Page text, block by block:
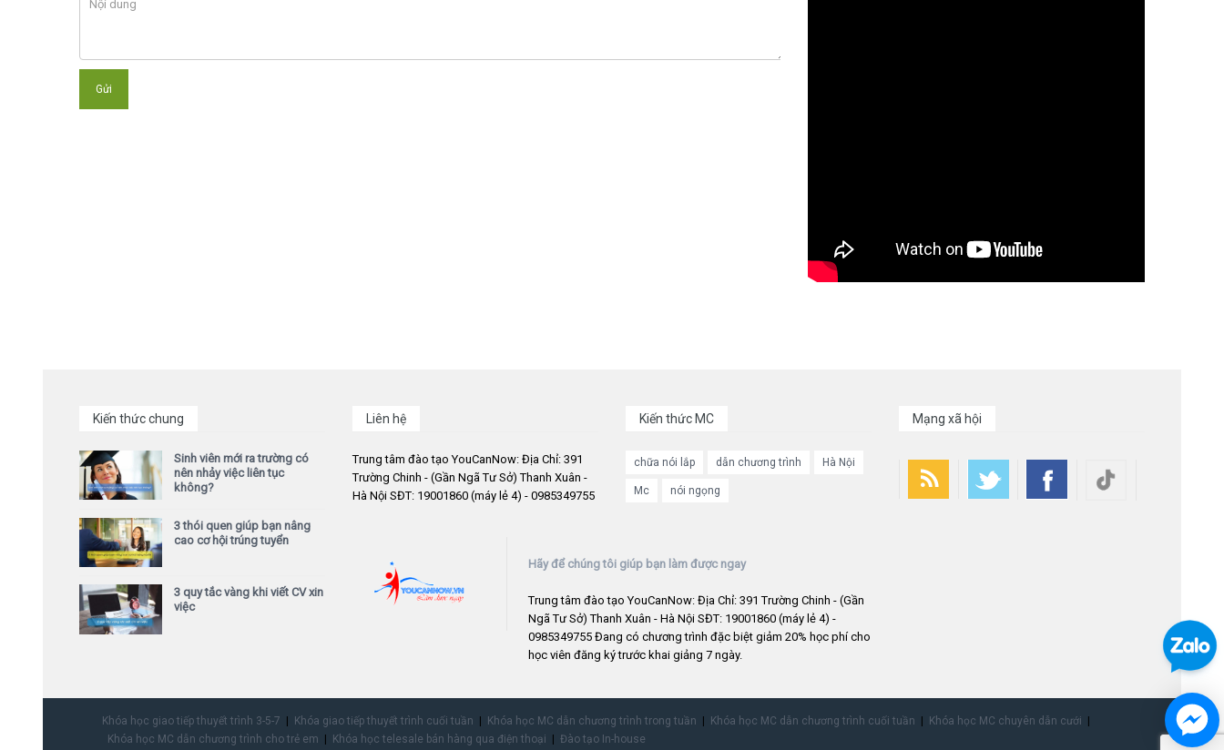
Kiến thức chung
Sinh viên mới ra trường có
nên nhảy việc liên tục
không?
3 thói quen giúp bạn nâng
cao cơ hội trúng tuyển
3 quy tắc vàng khi viết CV xin
việc
Liên hệ
Trung tâm đào tạo YouCanNow: Địa Chỉ: 391
Trường Chinh - (Gần Ngã Tư Sở) Thanh Xuân -
Hà Nội SĐT: 19001860 (máy lẻ 4) - 0985349755
Kiến thức MC
chữa nói lắp dẫn chương trình Hà Nội
Mc nói ngọng
Mạng xã hội
Hãy để chúng tôi giúp bạn làm được ngay
Trung tâm đào tạo YouCanNow: Địa Chỉ: 391 Trường Chinh - (Gần
Ngã Tư Sở) Thanh Xuân - Hà Nội SĐT: 19001860 (máy lẻ 4) -
0985349755 Đang có chương trình đặc biệt giảm 20% học phí cho
học viên đăng ký trước khai giảng 7 ngày.
Khóa học giao tiếp thuyết trình 3-5-7 Khóa giao tiếp thuyết trình cuối tuần Khóa học MC dẫn chương trình trong tuần Khóa học MC dẫn chương trình cuối tuần
Khóa học MC chuyên dẫn cưới
Khóa học MC dẫn chương trình cho trẻ em
Khóa học telesale bán hàng qua điện thoại Đào tạo In-house